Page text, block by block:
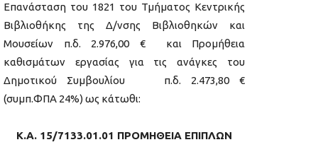
Επανάσταση του 1821 του Τμήματος Κεντρικής
Βιβλιοθήκης της Δ/νσης Βιβλιοθηκών και
Μουσείων π.δ. 2.976,00 € και Προμήθεια
καθισμάτων εργασίας για τις ανάγκες του
Δημοτικού Συμβουλίου π.δ. 2.473,80 €
(συμπ.ΦΠΑ 24%) ως κάτωθι:
Κ.Α. 15/7133.01.01 ΠΡΟΜΗΘΕΙΑ ΕΠΙΠΛΩΝ